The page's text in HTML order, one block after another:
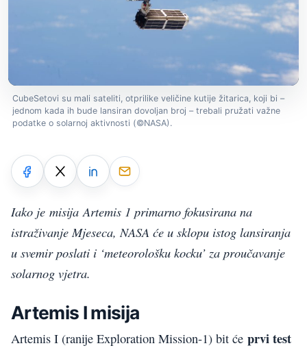
CubeSetovi su mali sateliti, otprilike veličine kutije žitarica, koji bi –
jednom kada ih bude lansiran dovoljan broj – trebali pružati važne
podatke o solarnoj aktivnosti (©NASA).
Iako je misijaArtemis 1 primarno fokusirana na
istraživanje Mjeseca, NASA će u sklopu istog lansiranja
u svemir poslati i ‘meteorološku kocku’ za proučavanje
solarnog vjetra.
Artemis I misija
Artemis I (ranije Exploration Mission-1) bit će prvi test